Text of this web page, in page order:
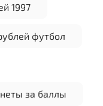
1997
футбол
за баллы